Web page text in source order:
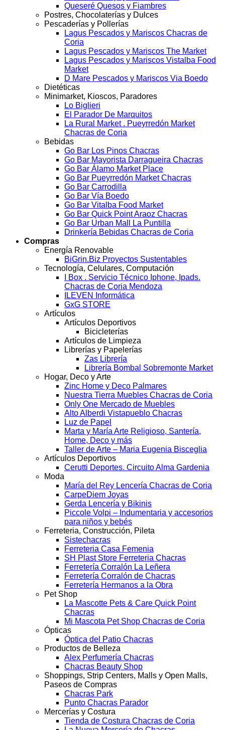
Queseré Quesos y Fiambres
Postres, Chocolaterías y Dulces
Pescaderías y Pollerías
Lagus Pescados y Mariscos Chacras de
Coria
Lagus Pescados y Mariscos The Market
Lagus Pescados y Mariscos Vistalba Food
Market
D Mare Pescados y Mariscos Via Boedo
Dietéticas
Minimarket, Kioscos, Paradores
Lo Biglieri
El Parador De Marquitos
La Rural Market . Pueyrredón Market
Chacras de Coria
Bebidas
Go Bar Los Pinos Chacras
Go Bar Mayorista Darragueira Chacras
Go Bar Álamo Market Place
Go Bar Pueyrredón Market Chacras
Go Bar Carrodilla
Go Bar Vía Boedo
Go Bar Vitalba Food Market
Go Bar Quick Point Araoz Chacras
Go Bar Urban Mall La Puntilla
Drinkería Bebidas Chacras de Coria
Compras
Energía Renovable
BiGrin.Biz Proyectos Sustentables
Tecnología, Celulares, Computación
I Box . Servicio Técnico Iphone, Ipads.
Chacras de Coria Mendoza
ILEVEN Informática
GxG STORE
Artículos
Artículos Deportivos
Bicicleterías
Artículos de Limpieza
Librerías y Papelerías
Zas Librería
Librería Bombal Sobremonte Market
Hogar, Deco y Arte
Zinc Home y Deco Palmares
Nuestra Tierra Muebles Chacras de Coria
Only One Mercado de Muebles
Alto Alberdi Vistapueblo Chacras
Luz de Papel
Marta y María Arte Religioso, Santería,
Home, Deco y más
Taller de Arte – Maria Eugenia Bisceglia
Artículos Deportivos
Cerutti Deportes. Circuito Alma Gardenia
Moda
María del Rey Lencería Chacras de Coria
CarpeDiem Joyas
Gerda Lencería y Bikinis
Piccole Volpi – Indumentaria y accesorios
para niños y bebés
Ferreteria, Construcción, Pileta
Sistechacras
Ferreteria Casa Femenia
SH Plast Store Ferreteria Chacras
Ferretería Corralón La Leñera
Ferretería Corralón de Chacras
Ferretería Hermanos a la Obra
Pet Shop
La Mascotte Pets & Care Quick Point
Chacras
Mi Mascota Pet Shop Chacras de Coria
Ópticas
Óptica del Patio Chacras
Productos de Belleza
Alex Perfumería Chacras
Chacras Beauty Shop
Shoppings, Strip Centers, Malls y Open Malls,
Paseos de Compras
Chacras Park
Punto Chacras Parador
Mercerías y Costura
Tienda de Costura Chacras de Coria